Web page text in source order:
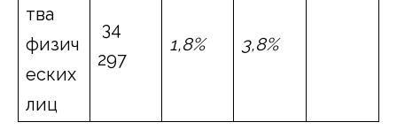
тва
физич
еских
лиц
34
297
1,8% 3,8%